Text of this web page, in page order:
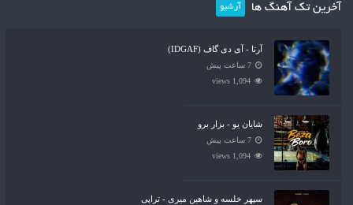
آخرین تک آهنگ ها آرشیو
آرتا - آی دی گاف (IDGAF)
7 ساعت پیش
1,094 views
شایان یو - بزار برو
7 ساعت پیش
1,094 views
سپهر خلسه و شاهین میری - تراپی